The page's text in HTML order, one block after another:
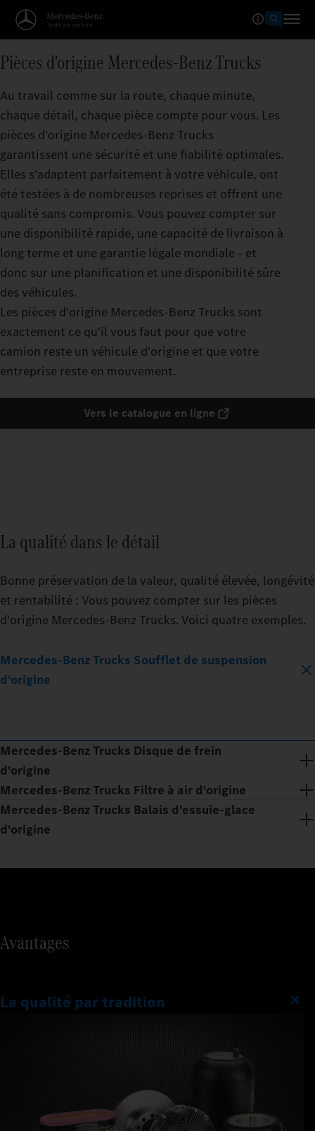
Pièces d'origine Mercedes‑Benz Trucks
Au travail comme sur la route, chaque minute,
chaque détail, chaque pièce compte pour vous. Les
pièces d'origine Mercedes‑Benz Trucks
garantissent une sécurité et une fiabilité optimales.
Elles s'adaptent parfaitement à votre véhicule, ont
été testées à de nombreuses reprises et offrent une
qualité sans compromis. Vous pouvez compter sur
une disponibilité rapide, une capacité de livraison à
long terme et une garantie légale mondiale - et
donc sur une planification et une disponibilité sûre
des véhicules.
Les pièces d'origine Mercedes‑Benz Trucks sont
exactement ce qu'il vous faut pour que votre
camion reste un véhicule d'origine et que votre
entreprise reste en mouvement.
Vers le catalogue en ligne
La qualité dans le détail
Bonne préservation de la valeur, qualité élevée, longévité
et rentabilité : Vous pouvez compter sur les pièces
d'origine Mercedes‑Benz Trucks. Voici quatre exemples.
Mercedes‑Benz Trucks Soufflet de suspension
d'origine
Mercedes‑Benz Trucks Disque de frein
d'origine
Mercedes‑Benz Trucks Filtre à air d'origine
Mercedes‑Benz Trucks Balais d'essuie‑glace
d'origine
Avantages
La qualité par tradition